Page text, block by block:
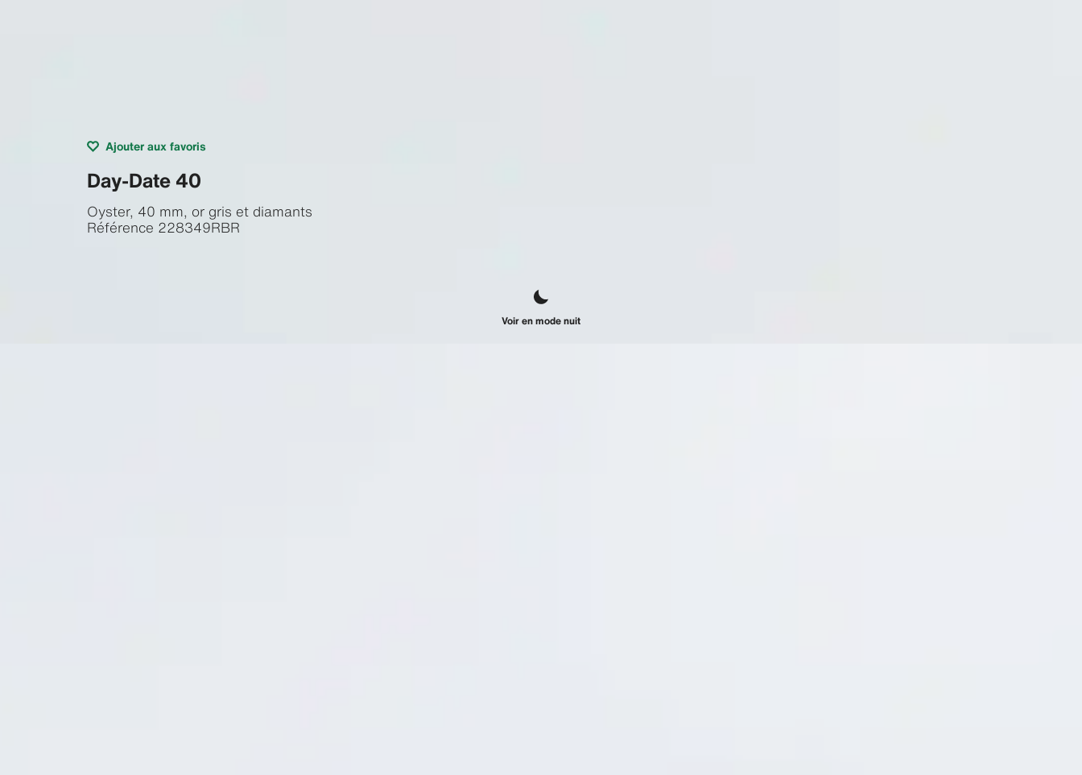
Ajouter aux favoris
Day-Date 40
Oyster, 40 mm, or gris et diamants
Référence 228349RBR
Voir en mode nuit